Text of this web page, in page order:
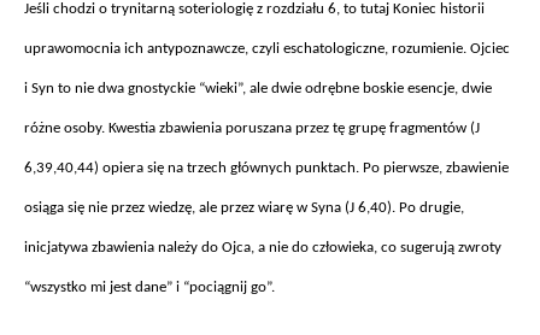
Jeśli chodzi o trynitarną soteriologię z rozdziału 6, to tutaj Koniec historii
uprawomocnia ich antypoznawcze, czyli eschatologiczne, rozumienie. Ojciec
i Syn to nie dwa gnostyckie “wieki”, ale dwie odrębne boskie esencje, dwie
różne osoby. Kwestia zbawienia poruszana przez tę grupę fragmentów (J
6,39,40,44) opiera się na trzech głównych punktach. Po pierwsze, zbawienie
osiąga się nie przez wiedzę, ale przez wiarę w Syna (J 6,40). Po drugie,
inicjatywa zbawienia należy do Ojca, a nie do człowieka, co sugerują zwroty
“wszystko mi jest dane” i “pociągnij go”.